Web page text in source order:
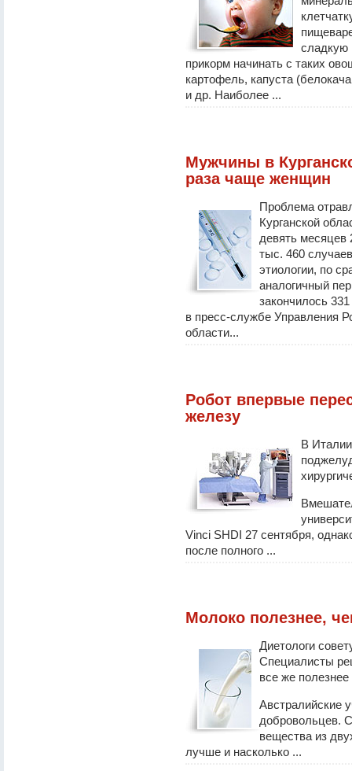
сладкую
прикорм начинать с таких
картофель, капуста
и др. Наиболее ...
Мужчины в
раза чаще женщин
Проблема
Курганской
девять месяцев
тыс. 460
этиологии, по
аналогичный
закончилось
в пресс-службе Управления
области...
Робот впервые
железу
В
Vinci SHDI 27 сентября,
после полного ...
Молоко полезнее,
Диетологи
Специалисты
все же
Австралийские
добровольцев.
вещества из
лучше и насколько ...